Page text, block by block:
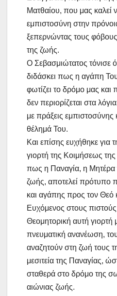
Ματθαίου, που μας καλεί
εμπιστοσύνη στην
ξεπερνώντας τους φόβους
της ζωής.
Ο Σεβασμιώτατος τόνισε
διδάσκει πως η αγάπη
φωτίζει το δρόμο μας και
δεν περιορίζεται στα
με πράξεις
θέλημά Του.
Και επίσης ευχήθηκε για
γιορτή της Κοιμήσεως
πως η Παναγία, η Μητέρα
ζωής, αποτελεί πρότυπο
και αγάπης προς τον Θεό
Ευχόμενος στους
Θεομητορική αυτή γιορτή
πνευματική ανανέωση,
αναζητούν στη ζωή τους
μεσιτεία της Παναγίας,
σταθερά στο δρόμο της
αιώνιας ζωής.